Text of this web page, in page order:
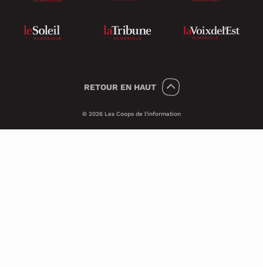
RETOUR EN HAUT
© 2026 Les Coops de l'information